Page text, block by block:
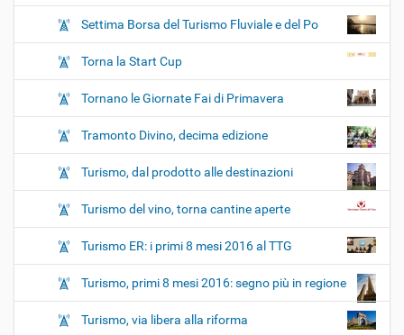
Settima Borsa del Turismo Fluviale e del Po
Torna la Start Cup
Tornano le Giornate Fai di Primavera
Tramonto Divino, decima edizione
Turismo, dal prodotto alle destinazioni
Turismo del vino, torna cantine aperte
Turismo ER: i primi 8 mesi 2016 al TTG
Turismo, primi 8 mesi 2016: segno più in regione
Turismo, via libera alla riforma